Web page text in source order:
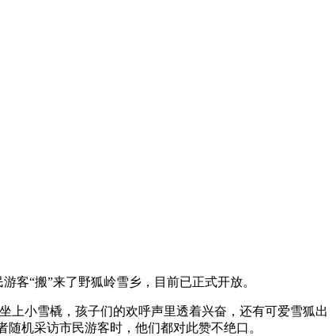
客“搬”来了野狐岭雪乡，目前已正式开放。
上小雪橇，孩子们的欢呼声里透着兴奋，还有可爱雪狐出
机采访市民游客时，他们都对此赞不绝口。